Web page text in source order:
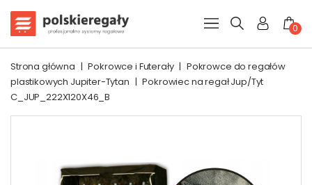
0
Strona główna | Pokrowce i Futerały | Pokrowce do regałów
plastikowych Jupiter-Tytan | Pokrowiec na regał Jup/Tyt
C_JUP_222X120X46_B